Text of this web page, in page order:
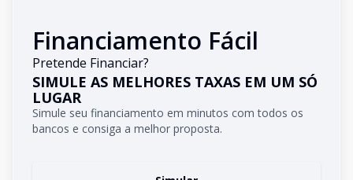
Financiamento Fácil
Pretende Financiar?
SIMULE AS MELHORES TAXAS EM UM SÓ
LUGAR
Simule seu financiamento em minutos com todos os
bancos e consiga a melhor proposta.